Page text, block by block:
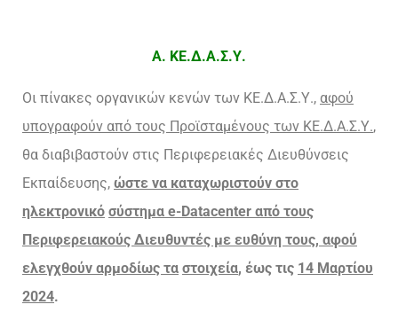
Α. ΚΕ.Δ.Α.Σ.Υ.
Οι πίνακες οργανικών κενών των ΚΕ.Δ.Α.Σ.Υ., αφού
υπογραφούν από τους Προϊσταμένους των ΚΕ.Δ.Α.Σ.Υ.,
θα διαβιβαστούν στις Περιφερειακές Διευθύνσεις
Εκπαίδευσης, ώστε να καταχωριστούν στο
ηλεκτρονικό σύστημα e-Datacenter από τους
Περιφερειακούς Διευθυντές με ευθύνη τους, αφού
ελεγχθούν αρμοδίως τα στοιχεία, έως τις 14 Μαρτίου
2024.